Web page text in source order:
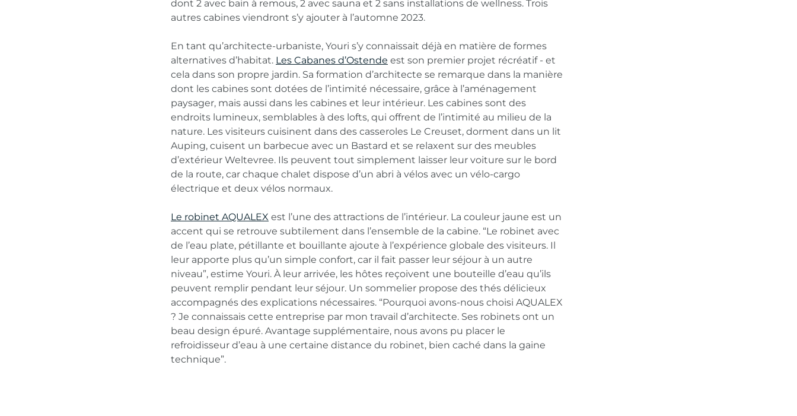
dont 2 avec bain à remous, 2 avec sauna et 2 sans installations de wellness. Trois
autres cabines viendront s’y ajouter à l’automne 2023.
En tant qu’architecte-urbaniste, Youri s’y connaissait déjà en matière de formes
alternatives d’habitat. Les Cabanes d’Ostende est son premier projet récréatif - et
cela dans son propre jardin. Sa formation d’architecte se remarque dans la manière
dont les cabines sont dotées de l’intimité nécessaire, grâce à l’aménagement
paysager, mais aussi dans les cabines et leur intérieur. Les cabines sont des
endroits lumineux, semblables à des lofts, qui offrent de l’intimité au milieu de la
nature. Les visiteurs cuisinent dans des casseroles Le Creuset, dorment dans un lit
Auping, cuisent un barbecue avec un Bastard et se relaxent sur des meubles
d’extérieur Weltevree. Ils peuvent tout simplement laisser leur voiture sur le bord
de la route, car chaque chalet dispose d’un abri à vélos avec un vélo-cargo
électrique et deux vélos normaux.
Le robinet AQUALEX est l’une des attractions de l’intérieur. La couleur jaune est un
accent qui se retrouve subtilement dans l’ensemble de la cabine. “Le robinet avec
de l’eau plate, pétillante et bouillante ajoute à l’expérience globale des visiteurs. Il
leur apporte plus qu’un simple confort, car il fait passer leur séjour à un autre
niveau”, estime Youri. À leur arrivée, les hôtes reçoivent une bouteille d’eau qu’ils
peuvent remplir pendant leur séjour. Un sommelier propose des thés délicieux
accompagnés des explications nécessaires. “Pourquoi avons-nous choisi AQUALEX
? Je connaissais cette entreprise par mon travail d’architecte. Ses robinets ont un
beau design épuré. Avantage supplémentaire, nous avons pu placer le
refroidisseur d’eau à une certaine distance du robinet, bien caché dans la gaine
technique”.